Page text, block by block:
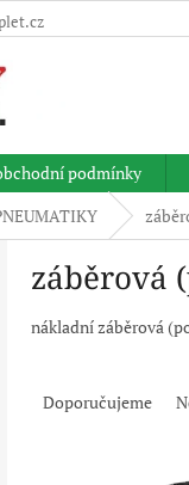
podmínky
záběrová
nákladní záběrová
Doporučujeme